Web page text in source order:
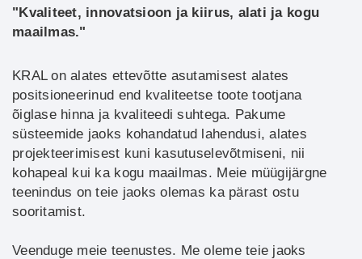
"Kvaliteet, innovatsioon ja kiirus, alati ja kogu
maailmas."
KRAL on alates ettevõtte asutamisest alates
positsioneerinud end kvaliteetse toote tootjana
õiglase hinna ja kvaliteedi suhtega. Pakume
süsteemide jaoks kohandatud lahendusi, alates
projekteerimisest kuni kasutuselevõtmiseni, nii
kohapeal kui ka kogu maailmas. Meie müügijärgne
teenindus on teie jaoks olemas ka pärast ostu
sooritamist.
Veenduge meie teenustes. Me oleme teie jaoks